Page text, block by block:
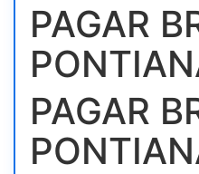
PAGAR
PAGAR